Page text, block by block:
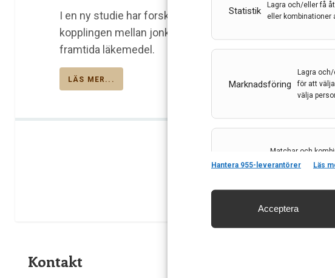
Statistik
Lagra och/eller få
eller kombinationer
Marknadsföring
Lagra
för att
välja
Matchar och
baserat på
och innehåll, Spara och
Hantera 955-leverantörer Läs
Acceptera
I en ny studie har forskare från LiU identifierat en stor
kopplingen mellan jonkanalens olika funktionella delar.
framtida läkemedel.
LÄS MER...
Kontakt